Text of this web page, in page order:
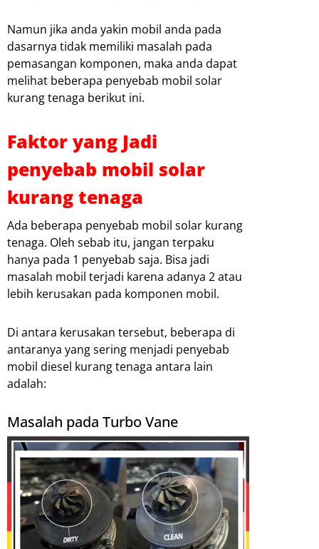
Namun jika anda yakin mobil anda pada
dasarnya tidak memiliki masalah pada
pemasangan komponen, maka anda dapat
melihat beberapa penyebab mobil solar
kurang tenaga berikut ini.
Faktor yang Jadi
penyebab mobil solar
kurang tenaga
Ada beberapa penyebab mobil solar kurang
tenaga. Oleh sebab itu, jangan terpaku
hanya pada 1 penyebab saja. Bisa jadi
masalah mobil terjadi karena adanya 2 atau
lebih kerusakan pada komponen mobil.
Di antara kerusakan tersebut, beberapa di
antaranya yang sering menjadi penyebab
mobil diesel kurang tenaga antara lain
adalah:
Masalah pada Turbo Vane